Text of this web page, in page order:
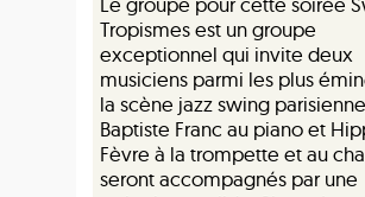
Tropismes est un groupe
exceptionnel qui invite deux
musiciens parmi les plus
la scène jazz swing
Baptiste Franc au piano et
Fèvre à la trompette et au
seront accompagnés par une